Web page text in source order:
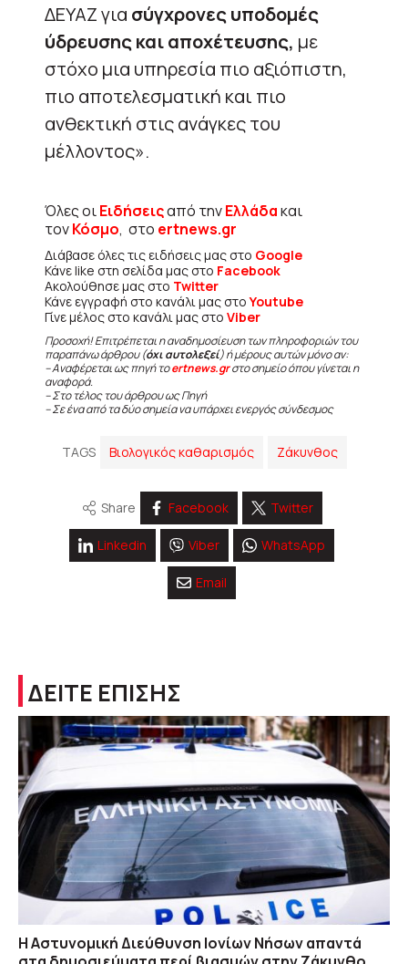
ΔΕΥΑΖ για σύγχρονες υποδομές
ύδρευσης και αποχέτευσης, με
στόχο μια υπηρεσία πιο αξιόπιστη,
πιο αποτελεσματική και πιο
ανθεκτική στις ανάγκες του
μέλλοντος».
Όλες οιΕιδήσειςαπό τηνΕλλάδακαι
τονΚόσμο, στο ertnews.gr
Διάβασε όλες τις ειδήσεις μας στο Google
Κάνε like στη σελίδα μας στο Facebook
Ακολούθησε μας στο Twitter
Κάνε εγγραφή στο κανάλι μας στοYoutube
Γίνε μέλος στο κανάλι μας στο Viber
Προσοχή! Επιτρέπεται η αναδημοσίευση των πληροφοριών του
παραπάνω άρθρου (όχι αυτολεξεί) ή μέρους αυτών μόνο αν:
– Αναφέρεται ως πηγή τοertnews.grστο σημείο όπου γίνεται η
αναφορά.
– Στο τέλος του άρθρου ως Πηγή
– Σε ένα από τα δύο σημεία να υπάρχει ενεργός σύνδεσμος
TAGS Βιολογικός καθαρισμός Ζάκυνθος
Share Facebook Twitter
Linkedin Viber WhatsApp
Email
ΔΕΙΤΕ ΕΠΙΣΗΣ
Η Αστυνομική Διεύθυνση Ιονίων Νήσων απαντά